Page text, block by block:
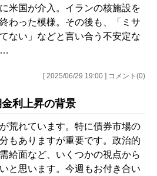
米国が介入。イランの核施設を
わった模様。その後も、「ミサ
ない」などと言い合う不安定な
…
[ 2025/06/29 19:00 ] コメント(0)
利上昇の背景
荒れています。特に債券市場の
もありますが重要です。政治的
給面など、いくつかの視点から
と思います。今週もお付き合い